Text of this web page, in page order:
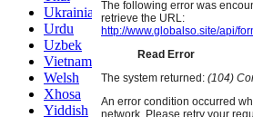
Ukrainian
Urdu
Uzbek
Vietnamese
Welsh
Xhosa
Yiddish